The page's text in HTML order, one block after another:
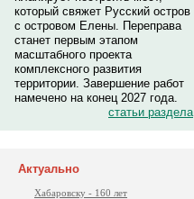
который свяжет Русский остров
с островом Елены. Переправа
станет первым этапом
масштабного проекта
комплексного развития
территории. Завершение работ
намечено на конец 2027 года.
статьи раздела
Актуально
Хабаровску - 160 лет